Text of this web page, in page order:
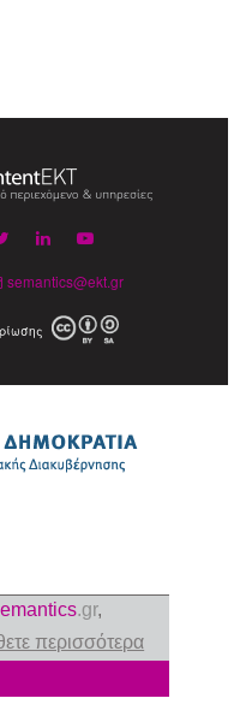
.gr,
περισσότερα
semantics@ekt.gr